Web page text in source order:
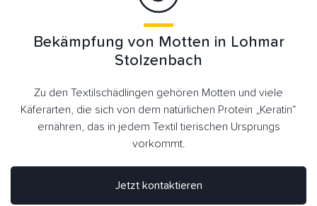
Bekämpfung von Motten in Lohmar
Stolzenbach
Zu den Textilschädlingen gehören Motten und viele
Käferarten, die sich von dem natürlichen Protein „Keratin“
ernähren, das in jedem Textil tierischen Ursprungs
vorkommt.
Jetzt kontaktieren